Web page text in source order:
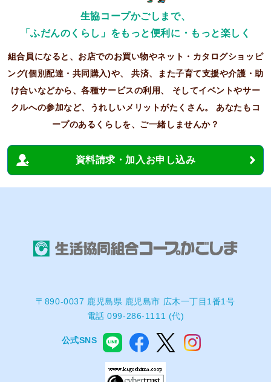
生協コープかごしまで、
「ふだんのくらし」をもっと便利に・もっと楽しく
組合員になると、お店でのお買い物やネット・カタログショッピ
ング(個別配達・共同購入)や、共済、また子育て支援や介護・助
け合いなどから、各種サービスの利用、
そしてイベントやサー
クルへの参加など、うれしいメリットがたくさん。
あなたもコ
ープのあるくらしを、ご一緒しませんか？
資料請求・加入お申し込み
〒890-0037 鹿児島県 鹿児島市 広木一丁目1番1号
電話 099-286-1111 (代)
公式SNS